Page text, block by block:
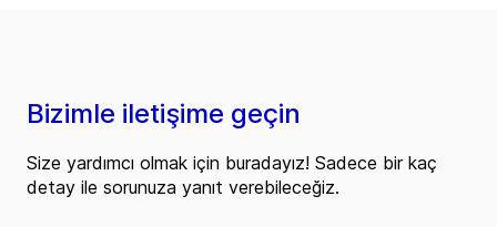
Bizimle iletişime geçin
Size yardımcı olmak için buradayız! Sadece bir kaç
detay ile sorunuza yanıt verebileceğiz.